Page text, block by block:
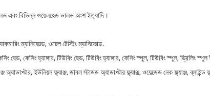
এবং বিভিন্ন ওয়েলহেড ভালভ অংশ ইত্যাদি।
ম্যানিফোল্ড, ওয়েল টেস্টিং ম্যানিফোল্ড.
হেড, কেসিং হ্যাঙ্গার, টিউবিং হেড, টিউবিং হ্যাঙ্গার, কেসিং স্পুল, টিউবিং স্পুল, ড্রিলিং
ইউনিয়ন ফ্ল্যাঞ্জ, ডাবল স্টাডড অ্যাডাপ্টার ফ্ল্যাঞ্জ, ওয়েল্ডেড নেক ফ্ল্যাঞ্জ, ব্লাইন্ড